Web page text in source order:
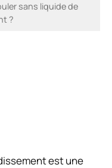
sans liquide de
?
est une